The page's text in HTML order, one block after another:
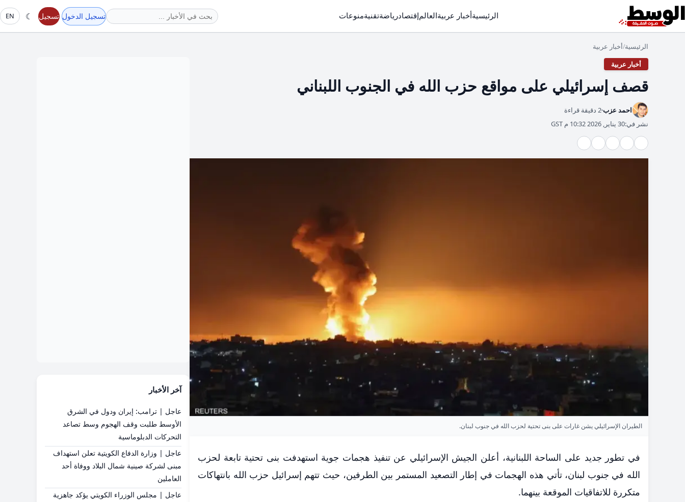
الرئيسيةأخبار عربيةالعالمإقتصادرياضةتقنيةمنوعات تسجيل الدخول تسجيل ☾
EN
الرئيسية/أخبار عربية
أخبار عربية
قصف إسرائيلي على مواقع حزب الله في الجنوب اللبناني
احمد عزب2 دقيقة قراءة
نشر في:30 يناير, 2026 10:32 م GST
الطيران الإسرائيلي يشن غارات على بنى تحتية لحزب الله في جنوب لبنان.
في تطور جديد على الساحة اللبنانية، أعلن الجيش الإسرائيلي عن تنفيذ هجمات جوية استهدفت بنى تحتية تابعة لحزب
الله في جنوب لبنان، تأتي هذه الهجمات في إطار التصعيد المستمر بين الطرفين، حيث تتهم إسرائيل حزب الله بانتهاكات
متكررة للاتفاقيات الموقعة بينهما.
آخر الأخبار
عاجل | ترامب: إيران ودول في الشرق
الأوسط طلبت وقف الهجوم وسط تصاعد
التحركات الدبلوماسية
عاجل | وزارة الدفاع الكويتية تعلن استهداف
مبنى لشركة صينية شمال البلاد ووفاة أحد
العاملين
عاجل | مجلس الوزراء الكويتي يؤكد جاهزية